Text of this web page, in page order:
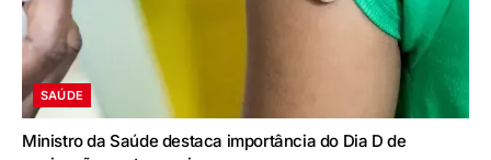
SAÚDE
Ministro da Saúde destaca importância do Dia D de